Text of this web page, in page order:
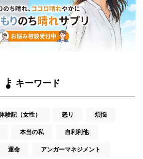
キーワード
験記（女性） 怒り 煩悩
本当の私 自利利他
運命 アンガーマネジメント